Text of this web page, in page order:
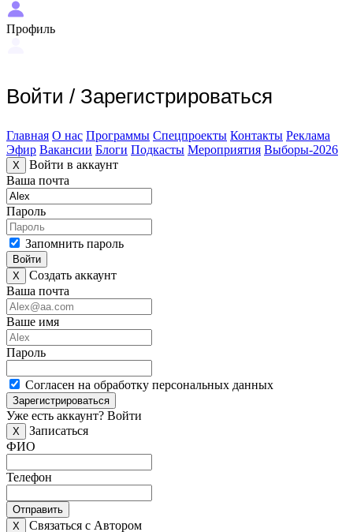
Профиль
Войти / Зарегистрироваться
Главная О нас Программы Спецпроекты Контакты Реклама
Эфир Вакансии Блоги Подкасты Мероприятия Выборы-2026
X
Войти в аккаунт
Ваша почта
Пароль
Запомнить пароль
Войти
X
Создать аккаунт
Ваша почта
Ваше имя
Пароль
Согласен на обработку персональных данных
Зарегистрироваться
Уже есть аккаунт? Войти
X
Записаться
ФИО
Телефон
Отправить
X
Связаться с Автором